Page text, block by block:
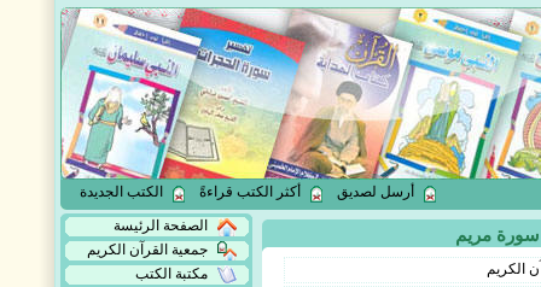
الكتب الجديدة أكثر الكتب قراءةً أرسل لصديق
مريم
الكريم
الصفحة الرئيسة
جمعية القرآن الكريم
مكتبة الكتب